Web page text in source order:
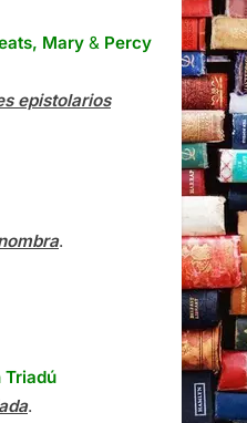
Mary & Percy
epistolarios
.
Triadú
.